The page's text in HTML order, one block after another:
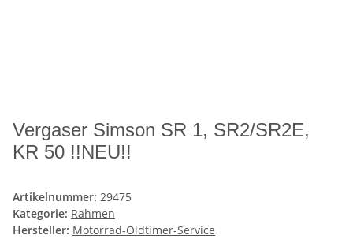
Vergaser Simson SR 1, SR2/SR2E,
KR 50 !!NEU!!
Artikelnummer: 29475
Kategorie: Rahmen
Hersteller: Motorrad-Oldtimer-Service